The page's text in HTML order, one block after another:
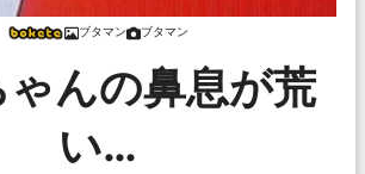
ブタマン ブタマン
んの鼻息が荒
い…